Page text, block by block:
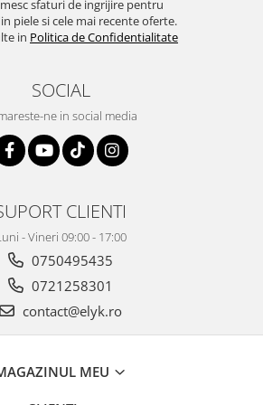
sfaturi de ingrijire pentru
piele si cele mai recente oferte.
in Politica de Confidentialitate
SOCIAL
ne in social media
CLIENTI
- Vineri 09:00 - 17:00
0750495435
0721258301
contact@elyk.ro
MEU